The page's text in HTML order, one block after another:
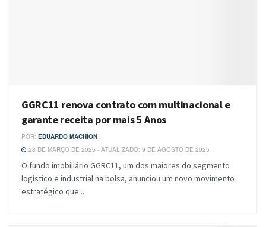
GGRC11 renova contrato com multinacional e
garante receita por mais 5 Anos
POR: EDUARDO MACHION
28 DE MARÇO DE 2025 - ATUALIZADO: 9 DE AGOSTO DE 2025
O fundo imobiliário GGRC11, um dos maiores do segmento
logístico e industrial na bolsa, anunciou um novo movimento
estratégico que...